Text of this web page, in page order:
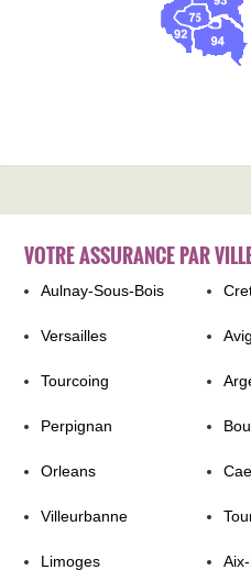
VOTRE ASSURANCE PAR
Aulnay-Sous-Bois
Versailles
Tourcoing
Perpignan
Orleans
Villeurbanne
Limoges